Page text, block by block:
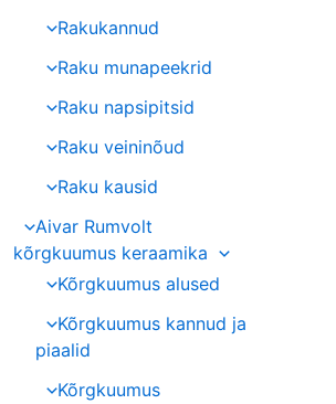
Rakukannud
Raku munapeekrid
Raku napsipitsid
Raku veininõud
Raku kausid
Aivar Rumvolt
kõrgkuumus keraamika
Kõrgkuumus alused
Kõrgkuumus kannud ja
piaalid
Kõrgkuumus